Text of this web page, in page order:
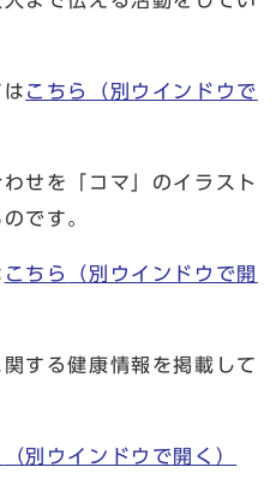
こちら
（別ウインドウで
せを「コマ」のイラスト
です。
こちら
（別ウインドウで開
する健康情報を掲載して
（別ウインドウで開く）